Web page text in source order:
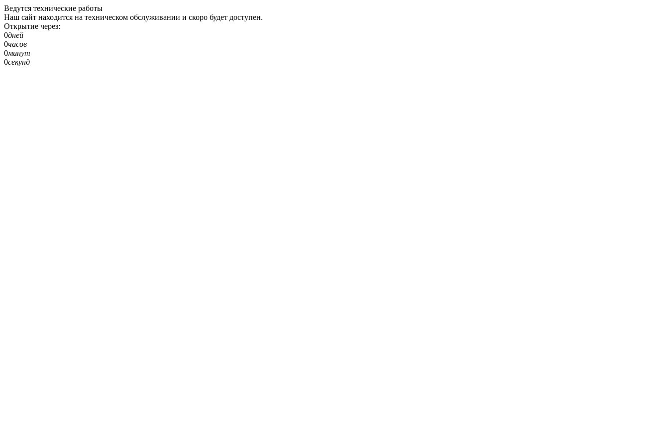
Ведутся технические работы
Наш сайт находится на техническом обслуживании и скоро будет доступен.
Открытие через:
0дней
0часов
0минут
0секунд